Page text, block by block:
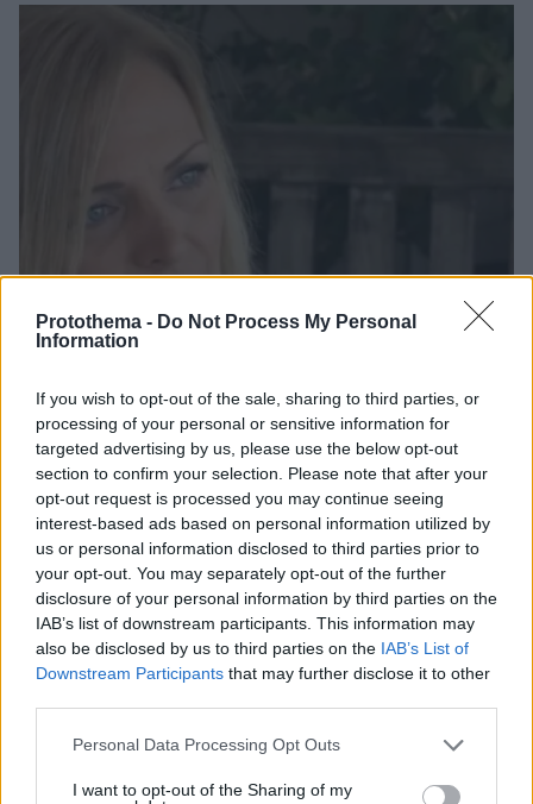
Protothema - Do Not Process My Personal
Information
If you wish to opt-out of the sale, sharing to third parties, or
processing of your personal or sensitive information for
targeted advertising by us, please use the below opt-out
section to confirm your selection. Please note that after your
opt-out request is processed you may continue seeing
interest-based ads based on personal information utilized by
us or personal information disclosed to third parties prior to
your opt-out. You may separately opt-out of the further
disclosure of your personal information by third parties on the
IAB’s list of downstream participants. This information may
also be disclosed by us to third parties on the IAB’s List of
Downstream Participants that may further disclose it to other
Please note that this website/app uses one or more Google
not limited to your visit or usage behaviour. You may click to
Personal Data Processing Opt Outs
I want to opt-out of the Sharing of my
Χριστίνα Λαμπίρη για το Μάτι: Είχα Άγιο, η τραγωδία σε
στιγματίζει για πάντα
«Για δύο χρόνια, η γη έβγαζε μαυρίλα, δεν
ξεπερνιέται ποτέ αυτό» τόνισε - Δείτε το βίντεο
22.06.2023, 18:58